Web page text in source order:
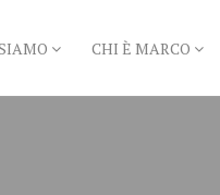
CHI È MARCO